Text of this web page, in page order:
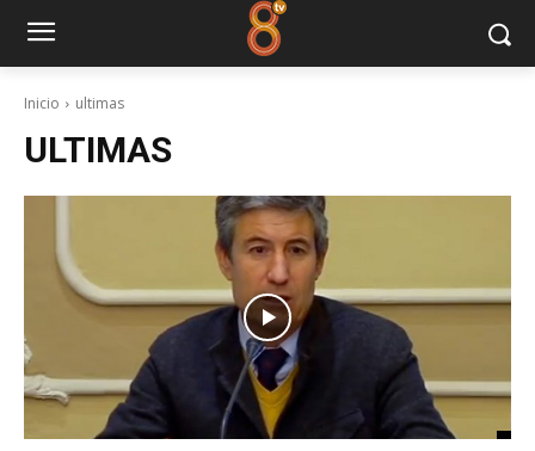
Inicio ultimas
ULTIMAS